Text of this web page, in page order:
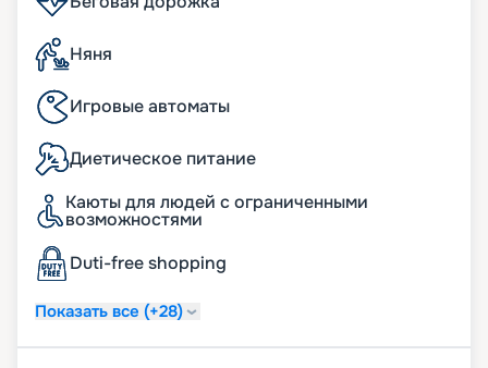
Няня
Игровые автоматы
Диетическое питание
Каюты для людей с ограниченными
возможностями
Duti-free shopping
Показать все (+28)